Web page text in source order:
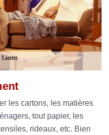
les cartons, les matières
tout papier, les
rideaux, etc. Bien